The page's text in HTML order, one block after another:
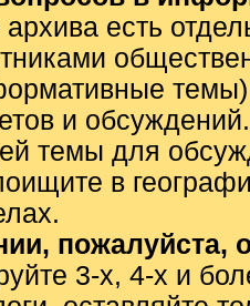
архива есть
и
темы для
в
пожалуйста,
3-х, 4-х и